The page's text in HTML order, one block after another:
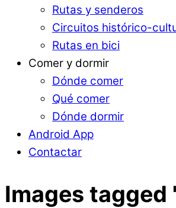
Rutas y senderos
Circuitos histórico-
Rutas en bici
Comer y dormir
Dónde comer
Qué comer
Dónde dormir
Android App
Contactar
Images tagged